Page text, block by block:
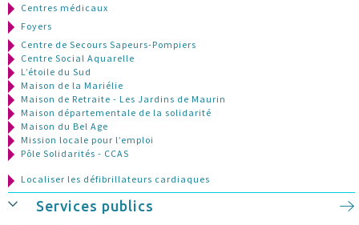
Centres médicaux
Foyers
Centre de Secours Sapeurs-Pompiers
Centre Social Aquarelle
L’étoile du Sud
Maison de la Mariélie
Maison de Retraite - Les Jardins de Maurin
Maison départementale de la solidarité
Maison du Bel Age
Mission locale pour l’emploi
Pôle Solidarités - CCAS
Localiser les défibrillateurs cardiaques
Services publics